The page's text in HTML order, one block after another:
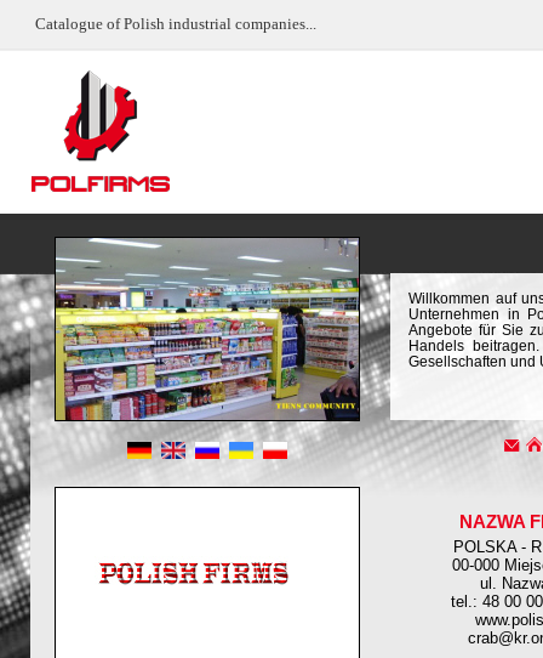
Catalogue of Polish industrial companies...
Willkommen auf
Unternehmen in
Angebote für Sie
Handels
Gesellschaften und
NAZWA
POLSKA -
00-000
ul.
tel.: 48 00